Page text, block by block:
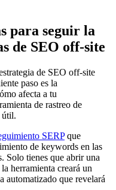
para seguir la
de SEO off-site
de SEO off-site
paso es la
afecta a tu
de rastreo de
útil.
SERPque
de keywords en las
Solo tienes que abrir una
herramienta creará un
automatizado que revelará